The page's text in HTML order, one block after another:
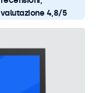
valutazione 4,8/5